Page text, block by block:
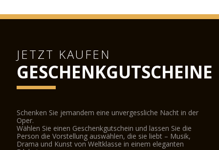
JETZT KAUFEN
GESCHENKGUTSCHEINE
Schenken Sie jemandem eine unvergessliche Nacht in der
Oper.
Wählen Sie einen Geschenkgutschein und lassen Sie die
Person die Vorstellung auswählen, die sie liebt – Musik,
Drama und Kunst von Weltklasse in einem eleganten